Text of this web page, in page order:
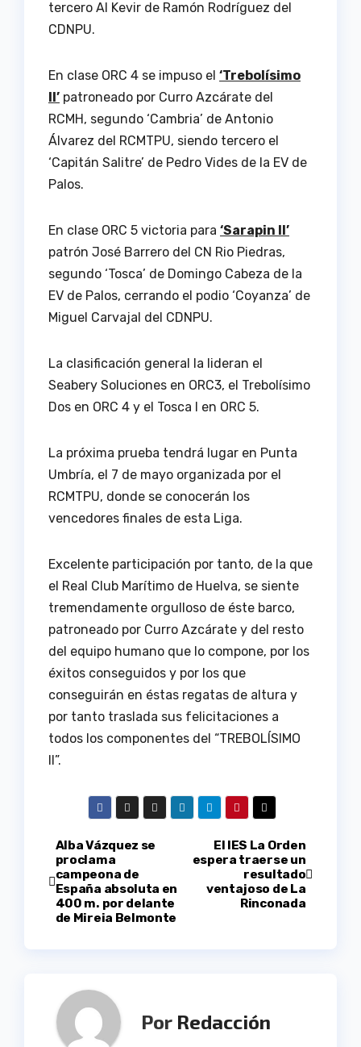
tercero Al Kevir de Ramón Rodríguez del
CDNPU.
En clase ORC 4 se impuso el ‘Trebolísimo
II’ patroneado por Curro Azcárate del
RCMH, segundo ‘Cambria’ de Antonio
Álvarez del RCMTPU, siendo tercero el
‘Capitán Salitre’ de Pedro Vides de la EV de
Palos.
En clase ORC 5 victoria para ‘Sarapin II’
patrón José Barrero del CN Rio Piedras,
segundo ‘Tosca’ de Domingo Cabeza de la
EV de Palos, cerrando el podio ‘Coyanza’ de
Miguel Carvajal del CDNPU.
La clasificación general la lideran el
Seabery Soluciones en ORC3, el Trebolísimo
Dos en ORC 4 y el Tosca I en ORC 5.
La próxima prueba tendrá lugar en Punta
Umbría, el 7 de mayo organizada por el
RCMTPU, donde se conocerán los
vencedores finales de esta Liga.
Excelente participación por tanto, de la que
el Real Club Marítimo de Huelva, se siente
tremendamente orgulloso de éste barco,
patroneado por Curro Azcárate y del resto
del equipo humano que lo compone, por los
éxitos conseguidos y por los que
conseguirán en éstas regatas de altura y
por tanto traslada sus felicitaciones a
todos los componentes del “TREBOLÍSIMO
II”.
Navegación
de
entradas
El IES La Orden
espera traerse un
resultado
ventajoso de La
Rinconada
Alba Vázquez se
proclama
campeona de
España absoluta en
400 m. por delante
de Mireia Belmonte
Por Redacción